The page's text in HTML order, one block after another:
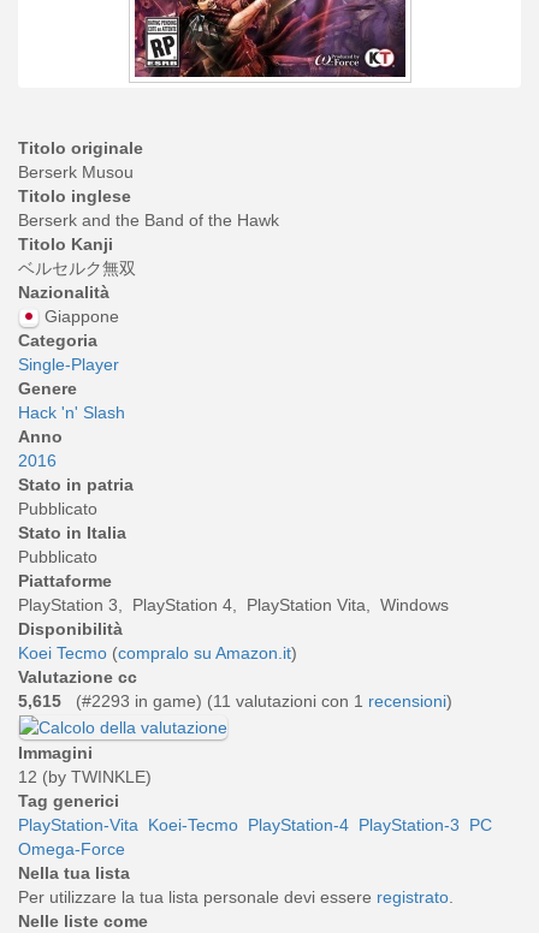
Titolo originale
Berserk Musou
Titolo inglese
Berserk and the Band of the Hawk
Titolo Kanji
ベルセルク無双
Nazionalità
Giappone
Categoria
Single-Player
Genere
Hack 'n' Slash
Anno
2016
Stato in patria
Pubblicato
Stato in Italia
Pubblicato
Piattaforme
PlayStation 3, PlayStation 4, PlayStation Vita, Windows
Disponibilità
Koei Tecmo (compralo su Amazon.it)
Valutazione cc
5,615
(#2293 in game) (11 valutazioni con 1 recensioni)
Immagini
12 (by TWINKLE)
Tag generici
PlayStation-Vita
Koei-Tecmo PlayStation-4 PlayStation-3
PC
Omega-Force
Nella tua lista
Per utilizzare la tua lista personale devi essere registrato
Nelle liste come